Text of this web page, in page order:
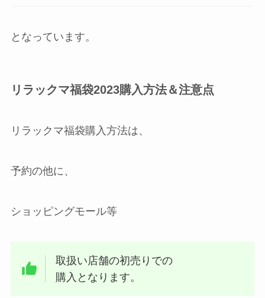
となっています。
リラックマ福袋2023購入方法＆注意点
リラックマ福袋購入方法は、
予約の他に、
ショッピングモール等
取扱い店舗の初売りでの
購入となります。